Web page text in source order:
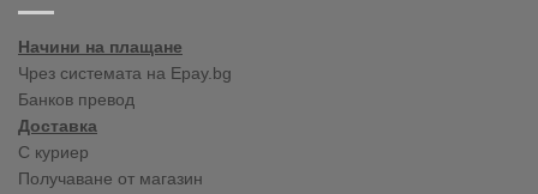
Начини на плащане
Чрез системата на Epay.bg
Банков превод
Доставка
С куриер
Получаване от магазин